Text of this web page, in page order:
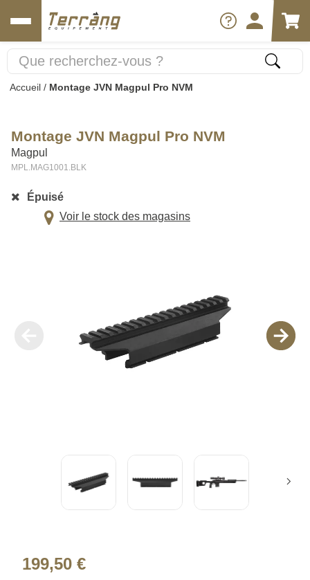
Accueil / Montage JVN Magpul Pro NVM
Montage JVN Magpul Pro NVM
Magpul
MPL.MAG1001.BLK
Épuisé
Voir le stock des magasins
199,50 €